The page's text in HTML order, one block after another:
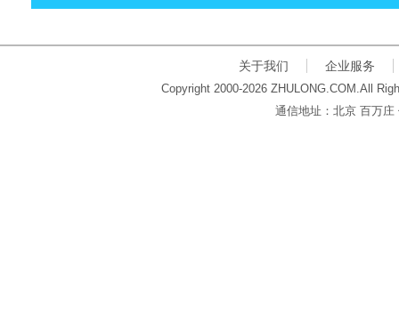
关于我们 企业服务
Copyright 2000-2026 ZHULONG.COM.All
通信地址：北京 百万